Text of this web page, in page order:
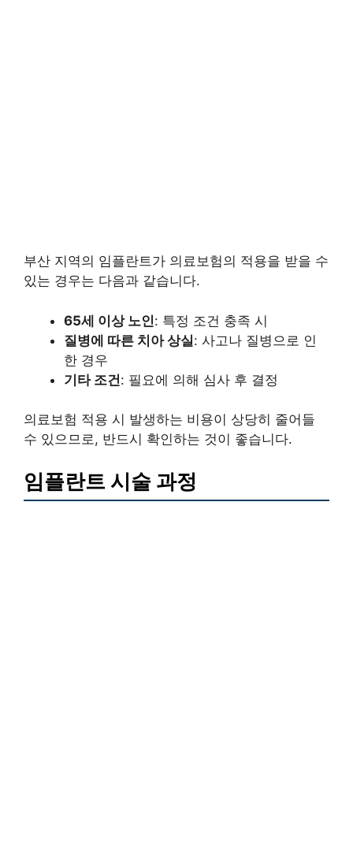
부산 지역의 임플란트가 의료보험의 적용을 받을 수
있는 경우는 다음과 같습니다.
65세 이상 노인: 특정 조건 충족 시
질병에 따른 치아 상실: 사고나 질병으로 인
한 경우
기타 조건: 필요에 의해 심사 후 결정
의료보험 적용 시 발생하는 비용이 상당히 줄어들
수 있으므로, 반드시 확인하는 것이 좋습니다.
임플란트 시술 과정